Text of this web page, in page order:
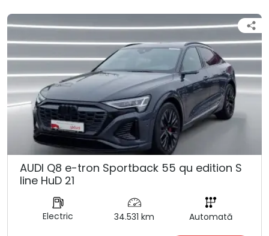
AUDI Q8 e-tron Sportback 55 qu edition S
line HuD 21
Electric 34.531 km Automată